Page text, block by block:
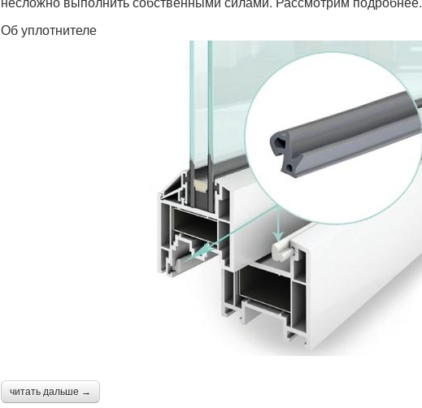
Об уплотнителе
читать дальше →